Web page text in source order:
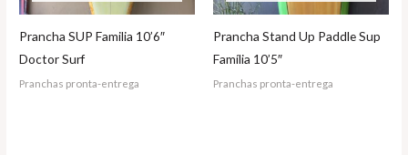
Prancha SUP Familia 10’6″
Doctor Surf
Pranchas pronta-entrega
Prancha Stand Up Paddle Sup
Família 10’5″
Pranchas pronta-entrega